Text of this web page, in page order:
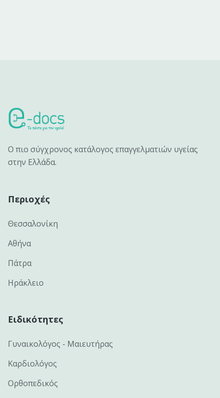
Ο πιο σύγχρονος κατάλογος επαγγελματιών υγείας
στην Ελλάδα.
Περιοχές
Θεσσαλονίκη
Αθήνα
Πάτρα
Ηράκλειο
Ειδικότητες
Γυναικολόγος - Μαιευτήρας
Καρδιολόγος
Ορθοπεδικός